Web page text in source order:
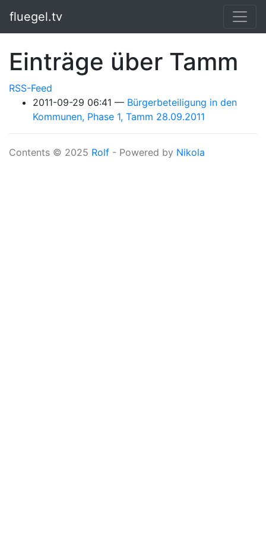
fluegel.tv
Einträge über Tamm
RSS-Feed
2011-09-29 06:41
Bürgerbeteiligung in den
Kommunen, Phase 1, Tamm 28.09.2011
Contents © 2025 Rolf - Powered by Nikola